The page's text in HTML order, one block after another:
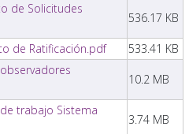
de Solicitudes
536.17 KB
de Ratificación.pdf
533.41 KB
10.2 MB
trabajo Sistema
3.74 MB